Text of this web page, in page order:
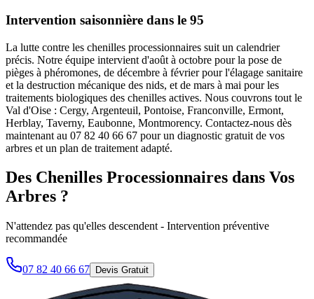
Intervention saisonnière dans le 95
La lutte contre les chenilles processionnaires suit un calendrier
précis. Notre équipe intervient d'août à octobre pour la pose de
pièges à phéromones, de décembre à février pour l'élagage sanitaire
et la destruction mécanique des nids, et de mars à mai pour les
traitements biologiques des chenilles actives. Nous couvrons tout le
Val d'Oise : Cergy, Argenteuil, Pontoise, Franconville, Ermont,
Herblay, Taverny, Eaubonne, Montmorency. Contactez-nous dès
maintenant au 07 82 40 66 67 pour un diagnostic gratuit de vos
arbres et un plan de traitement adapté.
Des Chenilles Processionnaires dans Vos
Arbres ?
N'attendez pas qu'elles descendent - Intervention préventive
recommandée
07 82 40 66 67 Devis Gratuit